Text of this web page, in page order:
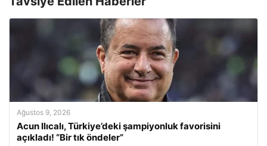
Ağustos 9, 2026
Acun Ilıcalı, Türkiye’deki şampiyonluk favorisini
açıkladı! “Bir tık öndeler”